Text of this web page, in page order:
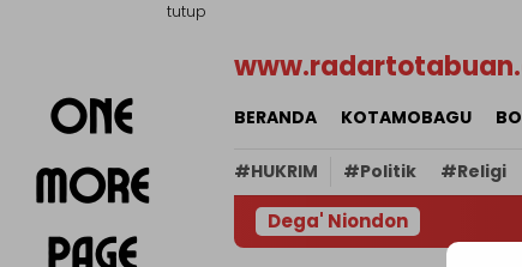
tutup
BERANDA KOTAMOBAGU
#HUKRIM #Politik #Religi
Dega' Niondon